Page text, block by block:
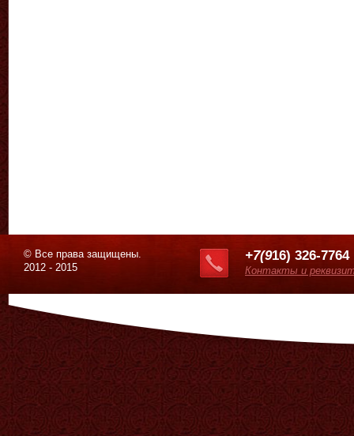
© Все права защищены.
2012 - 2015
+7(916) 326-7764
Контакты и